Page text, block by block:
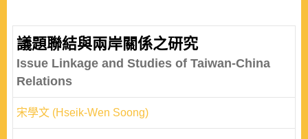
議題聯結與兩岸關係之研究
Issue Linkage and Studies of Taiwan-China
Relations
宋學文 (Hseik-Wen Soong)